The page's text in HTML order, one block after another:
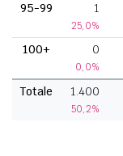
95-99 1
25,0%
100+ 0
0,0%
Totale 1.400
50,2%